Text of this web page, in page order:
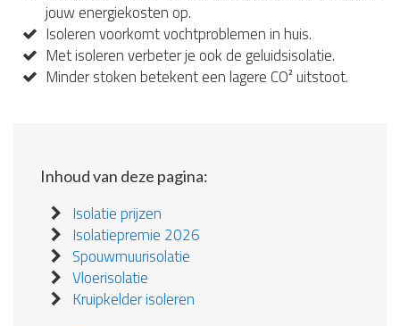
jouw energiekosten op.
Isoleren voorkomt vochtproblemen in huis.
Met isoleren verbeter je ook de geluidsisolatie.
Minder stoken betekent een lagere CO² uitstoot.
Inhoud van deze pagina:
Isolatie prijzen
Isolatiepremie 2026
Spouwmuurisolatie
Vloerisolatie
Kruipkelder isoleren